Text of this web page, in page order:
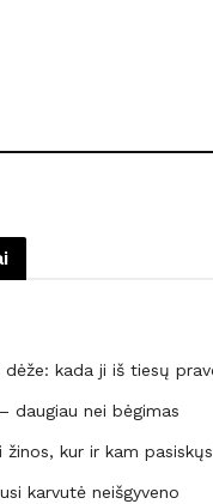
kada ji iš tiesų
daugiau nei bėgimas
kur ir kam
karvutė neišgyveno